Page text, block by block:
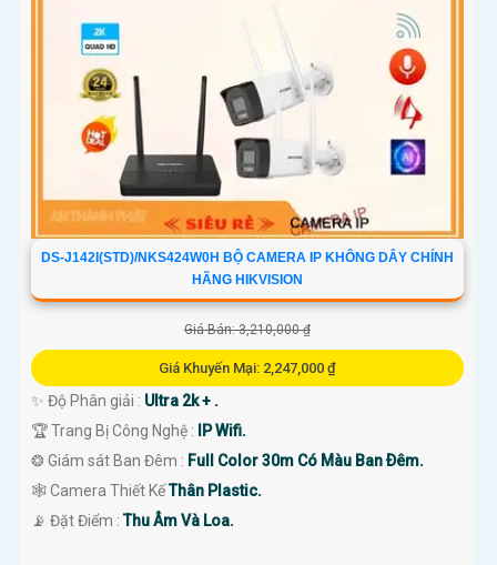
DS-J142I(STD)/NKS424W0H BỘ CAMERA IP KHÔNG DÂY CHÍNH
HÃNG HIKVISION
Giá Bán: 3,210,000 ₫
Giá Khuyến Mại: 2,247,000 ₫
✨ Độ Phân giải : Ultra 2k + .
🏆 Trang Bị Công Nghệ :
IP Wifi.
❂ Giám sát Ban Đêm : Full Color 30m Có Màu Ban Ðêm.
🕸️ Camera Thiết KếThân Plastic.
️📡 Đặt Điểm :Thu Âm Và Loa.